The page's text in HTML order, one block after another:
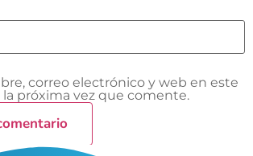
correo electrónico y web en este
la próxima vez que comente.